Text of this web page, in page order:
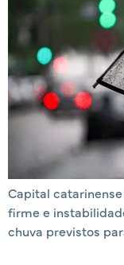
Capital
firme e
chuva previstos